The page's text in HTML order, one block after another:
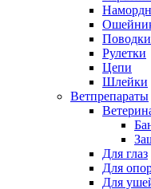
Рулетки
Цепи
Шлейки
Ветпрепараты
Для глаз
Для
Для